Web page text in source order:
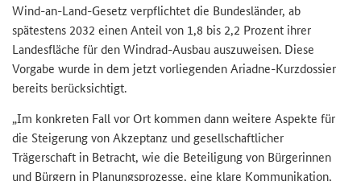
Wind-an-Land-Gesetz verpflichtet die Bundesländer, ab
spätestens 2032 einen Anteil von 1,8 bis 2,2 Prozent ihrer
Landesfläche für den Windrad-Ausbau auszuweisen. Diese
Vorgabe wurde in dem jetzt vorliegenden Ariadne-Kurzdossier
bereits berücksichtigt.
„Im konkreten Fall vor Ort kommen dann weitere Aspekte für
die Steigerung von Akzeptanz und gesellschaftlicher
Trägerschaft in Betracht, wie die Beteiligung von Bürgerinnen
und Bürgern in Planungsprozesse, eine klare Kommunikation,